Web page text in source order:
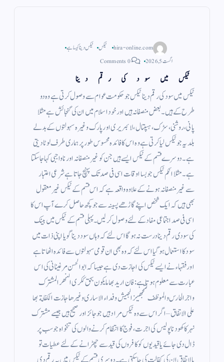
hira-online.com ٹیکس ٹیکس دینا کیسا ہے
اگست 5, 2026
0 Comments
ٹیکس میں سود کی رقم دینا
ٹیکس میں سود کی رقم دینا ٹیکس جو حکومت عوام سے وصول کرتی ہے وہ دو
طرح کے ہیں ۔ بعض منصفانہ ہیں اور خود اسلام میں ان کی گنجائش ہے مثلا
پانی ، روشنی ، سڑک ، ہسپتال ، لائبریری اور پارک وغیرہ سہولتوں کے بدلے
بلدیہ جو ٹیکس لیا کرتی ہے وہ اس کا فائدہ محسوس طور پر ہماری طرف لوٹا دیتی
ہے ۔ دوسرے قسم کے ٹیکس ایسے ہیں جن کو غیر منصفانہ اور ناواجبی کہا جاسکتا
ہے ۔ مثلا انکم ٹیکس جو بسا اوقات اسی فی صد تک پہنچ جاتا ہے شرعی اعتبار
سے غیر منصفانہ ہونے کے علاوہ واقعہ ہے کہ اس قسم کے ٹیکس غیر معقول
بھی ہیں کہ ایک شخص اپنے گاڑھے پسینہ سے جو کچھ حاصل کرے آپ اس کا
اسی فی صد اجتماعی مفاد کے لئے وصول کر لیں۔ پہلی قسم کے ٹیکس میں بینک
کی سودی رقم دینا درست نہ ہو گا اس لئے کہ وہاں سود دینا گویا اپنی ذات میں
سود کا استعمال ہوگیا اس لئے کہ وہ بھی ان قومی سہولتوں سے فائدہ اٹھاتا ہے
اور فقہاء نے ایسے ٹیکس کی اجازت دی ہے جیسا کہ ابوالحسن مرغینانی کی اس
عبارت سے معلوم ہوتا ہے : فان اريد بها ما يكون بحق ككرى النهر المشترك
واجر الحارس والموظف لتجهيز الجيش وفداء الاسارى وغيرها جازت الكفالة بها
على الاتفاق – اگر اس سے وہ ٹیکس مراد ہیں جو جائز اور صحیح ہیں جیسے مشترک
نہر کا کھودنا پولیس کی اجرت ، فوج کا انتظام کرنے والوں کی تنخواہ جو سب پر
ڈال دی جائے یا قیدیوں کو کافروں کی قید سے چھڑانے کے لئے عطیات تو